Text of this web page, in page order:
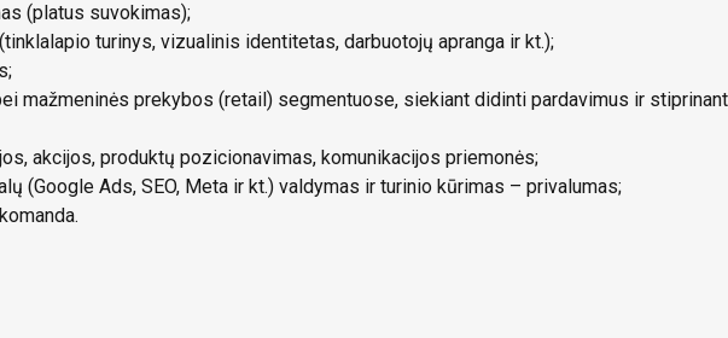
(platus suvokimas);
turinys, vizualinis identitetas, darbuotojų apranga ir kt.);
mažmeninės prekybos (retail) segmentuose, siekiant didinti pardavimus ir
akcijos, produktų pozicionavimas, komunikacijos priemonės;
(Google Ads, SEO, Meta ir kt.) valdymas ir turinio kūrimas – privalumas;